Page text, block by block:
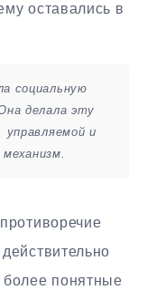
оставались в
социальную
делала эту
управляемой и
понятные